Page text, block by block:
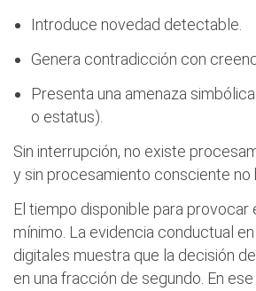
Introduce novedad detectable.
Genera contradicción con
Presenta una amenaza
o estatus).
Sin interrupción, no existe
y sin procesamiento consciente no
El tiempo disponible para provocar
mínimo. La evidencia conductual
digitales muestra que la decisión
en una fracción de segundo. En